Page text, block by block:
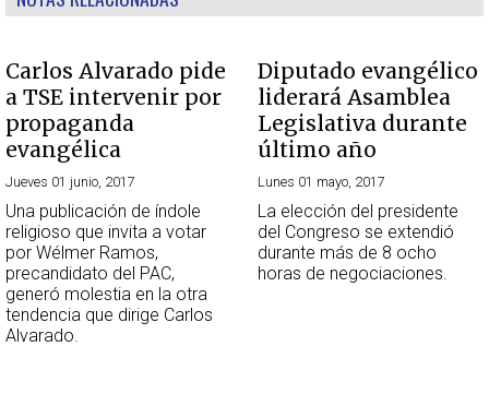
Carlos Alvarado pide
a TSE intervenir por
propaganda
evangélica
Jueves 01 junio, 2017
Una publicación de índole
religioso que invita a votar
por Wélmer Ramos,
precandidato del PAC,
generó molestia en la otra
tendencia que dirige Carlos
Alvarado.
Diputado evangélico
liderará Asamblea
Legislativa durante
último año
Lunes 01 mayo, 2017
La elección del presidente
del Congreso se extendió
durante más de 8 ocho
horas de negociaciones.